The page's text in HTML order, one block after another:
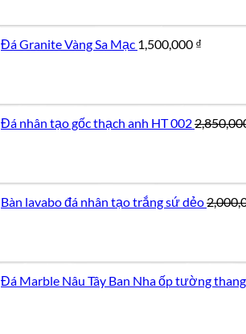
Đá Granite Vàng Sa Mạc 1,500,000 ₫
Đá nhân tạo gốc thạch anh HT 002
Bàn lavabo đá nhân tạo trắng sứ dẻo
Đá Marble Nâu Tây Ban Nha ốp tường